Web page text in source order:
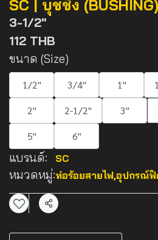
SC | บุชชิ่ง (BUSHING)
3-1/2"
112 THB
ขนาด (Size)
1/2" 3/4" 1"
2"
2-1/2" 3"
5"
6"
แบรนด์: SC
หมวดหมู่:ท่อร้อยสายไฟ,อุปกรณ์
แชร์